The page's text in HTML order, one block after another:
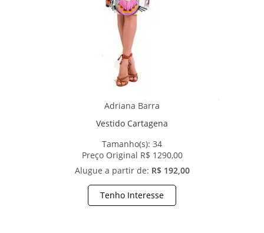
Adriana Barra
Vestido Cartagena
Tamanho(s): 34
Preço Original R$ 1290,00
Alugue a partir de: R$ 192,00
Tenho Interesse